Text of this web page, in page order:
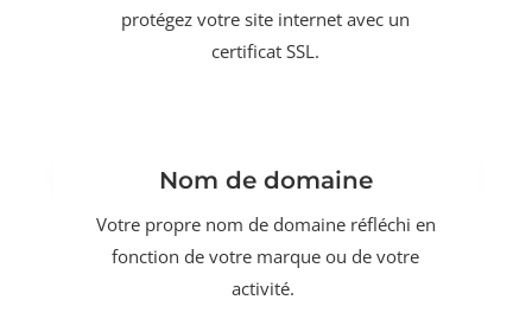
protégez votre site internet avec un
certificat SSL.
Nom de domaine
Votre propre nom de domaine réfléchi en
fonction de votre marque ou de votre
activité.